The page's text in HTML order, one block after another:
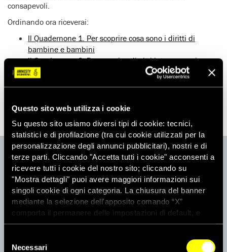
Questo sito web utilizza i cookie
Su questo sito usiamo diversi tipi di cookie: tecnici,
statistici e di profilazione (tra cui cookie utilizzati per la
personalizzazione degli annunci pubblicitari), nostri e di
terze parti. Cliccando "Accetta tutti i cookie" acconsenti a
ricevere tutti i cookie del nostro sito; cliccando su
"Mostra dettagli" puoi avere maggiori informazioni sui
singoli cookie di ogni categoria. La chiusura del banner
mediante la selezione dell'apposito comando “X”
comporta il permanere delle impostazioni di default, e
dunque la continuazione della navigazione con i cookie
dei cookie attivi sul sito clicca
delNecessari
consapevoli.
Ordinando ora riceverai:
Il Quadernone 1. Per scoprire cosa sono i diritti di
bambine e bambini
Il Quadernone 2. Per scoprire gli altri intorno a noi
Il Quadernone 3. Dalla fantasia alla realtà. Storie
fantastiche e fatti reali sulle bambine e i bambini del
Il Quadernone 4. Piccoli cittadini crescono
ACQUISTA
24,00 €
ACQUISTA
invii in Italia.